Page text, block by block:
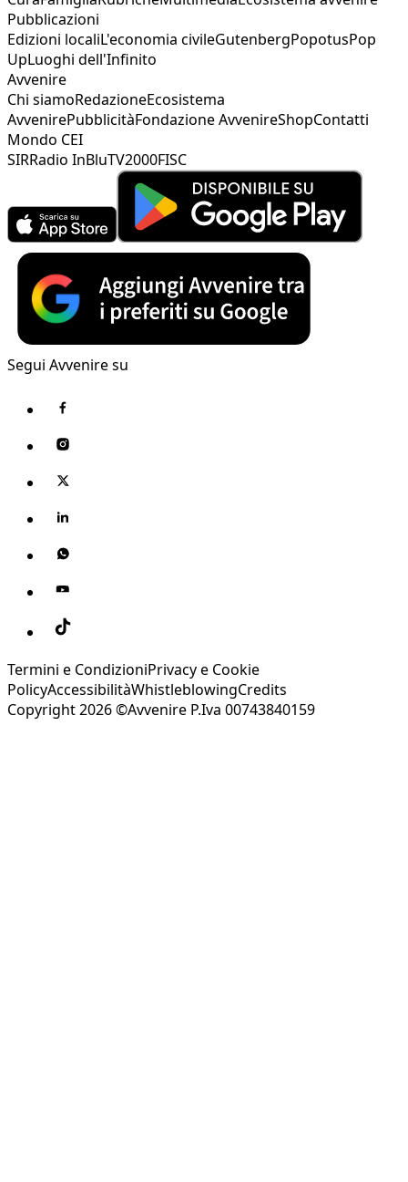
Pubblicazioni
Edizioni localiL'economia civileGutenbergPopotusPop
UpLuoghi dell'Infinito
Avvenire
Chi siamoRedazioneEcosistema
AvvenirePubblicitàFondazione AvvenireShopContatti
Mondo CEI
SIRRadio InBluTV2000FISC
Segui Avvenire su
Termini e CondizioniPrivacy e Cookie
PolicyAccessibilitàWhistleblowingCredits
Copyright 2026 ©Avvenire P.Iva 00743840159